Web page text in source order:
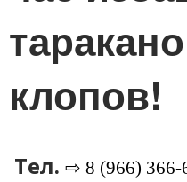
клопов!
Тел. ⇨ 8 (966) 366-